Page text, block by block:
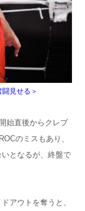
見せる＞
始直後からクレブ
のミスもあり、
となるが、終盤で
アウトを奪うと、